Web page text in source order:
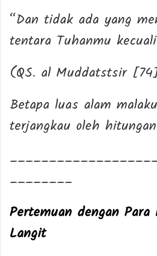
“Dan tidak ada yang
tentara Tuhanmu
(QS. al Muddatstsir
Betapa luas alam
terjangkau oleh
________
Pertemuan dengan
Langit